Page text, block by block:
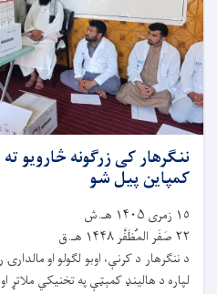
ننګرهار کی زرګونه څارویو
کمپاین پیل شو
١٥ زمری ۱۴۰۵ هـ.ش
٢٢ صَفَر المُظَفَّر ۱۴۴۸ هـ.ق
د ننګرهار د کرنې، اوبو لګولو او
لپاره د هالینډ کمېټې په تخنیکي